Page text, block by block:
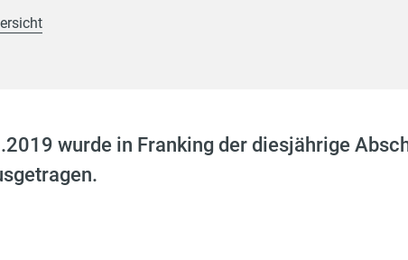
wurde in Franking der diesjährige